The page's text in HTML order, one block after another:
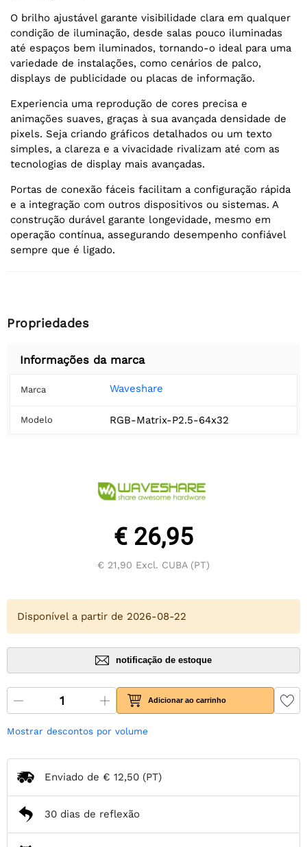
O brilho ajustável garante visibilidade clara em qualquer
condição de iluminação, desde salas pouco iluminadas
até espaços bem iluminados, tornando-o ideal para uma
variedade de instalações, como cenários de palco,
displays de publicidade ou placas de informação.
Experiencia uma reprodução de cores precisa e
animações suaves, graças à sua avançada densidade de
pixels. Seja criando gráficos detalhados ou um texto
simples, a clareza e a vivacidade rivalizam até com as
tecnologias de display mais avançadas.
Portas de conexão fáceis facilitam a configuração rápida
e a integração com outros dispositivos ou sistemas. A
construção durável garante longevidade, mesmo em
operação contínua, assegurando desempenho confiável
sempre que é ligado.
Propriedades
Informações da marca
Marca Waveshare
Modelo RGB-Matrix-P2.5-64x32
€ 26,95
€ 21,90 Excl. CUBA (PT)
Disponível a partir de 2026-08-22
notificação de estoque
Adicionar ao carrinho
Mostrar descontos por volume
Enviado de € 12,50 (PT)
30 dias de reflexão